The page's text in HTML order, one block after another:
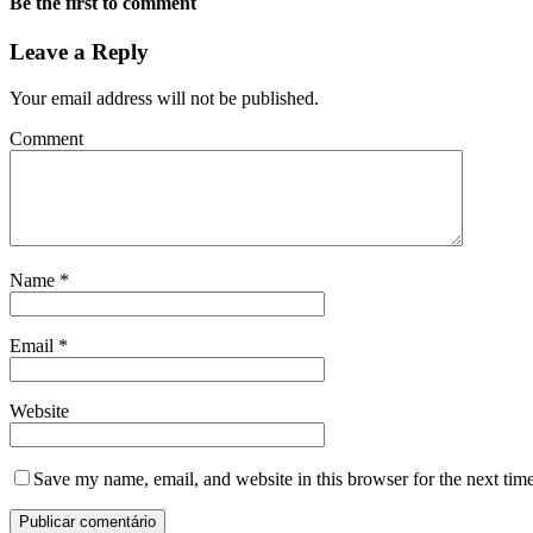
Leave a Reply
Your email address will not be published.
Comment
Name *
Email *
Website
Save my name, email, and website in this browser for the next